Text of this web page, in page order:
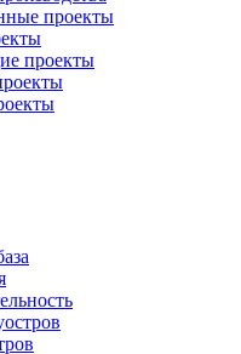
проекты
проекты